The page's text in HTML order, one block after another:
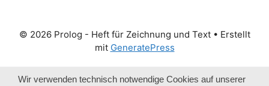
© 2026 Prolog - Heft für Zeichnung und Text• Erstellt
mit GeneratePress
Wir verwenden technisch notwendige Cookies auf unserer